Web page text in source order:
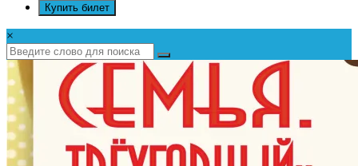
Купить билет
×